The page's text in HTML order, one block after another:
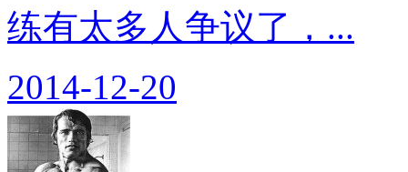
练有太多人争议了，...
2014-12-20